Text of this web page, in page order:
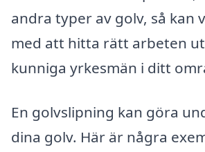
andra typer av golv, så kan
med att hitta rätt arbeten
kunniga yrkesmän i ditt
En golvslipning kan göra
dina golv. Här är några